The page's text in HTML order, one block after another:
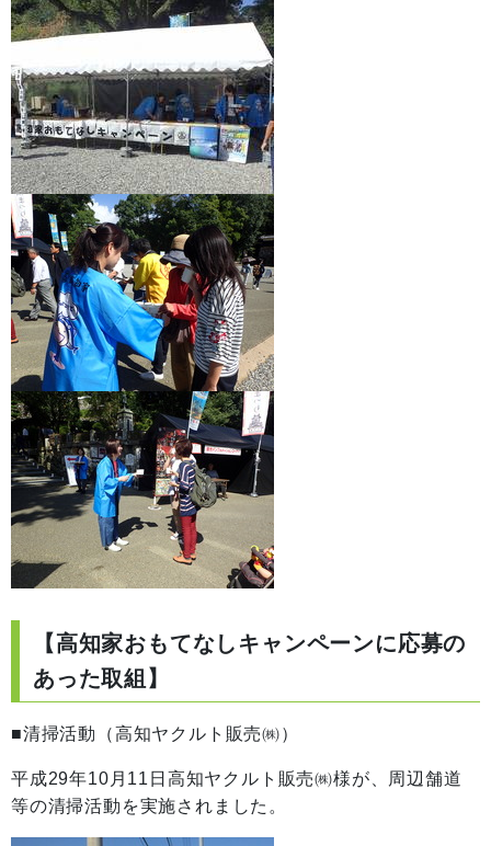
【高知家おもてなしキャンペーンに応募の
あった取組】
■清掃活動（高知ヤクルト販売㈱）
平成29年10月11日高知ヤクルト販売㈱様が、周辺舗道
等の清掃活動を実施されました。